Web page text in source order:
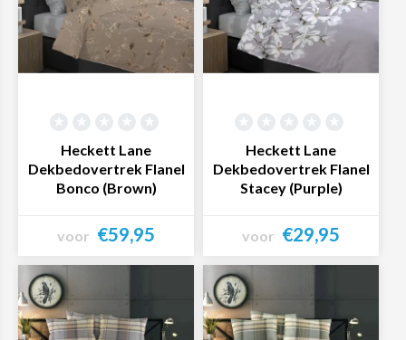
Heckett Lane
Dekbedovertrek Flanel
Bonco (Brown)
voor €59,95
Bekijk product
Heckett Lane
Dekbedovertrek Flanel
Stacey (Purple)
voor €29,95
Bekijk product